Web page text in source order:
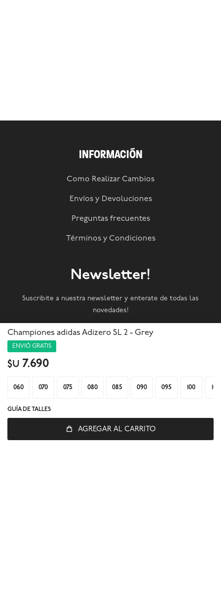
Championes adidas Adizero SL 2 - Grey
ENVIÓ GRATIS
$U 7.690
060 070 075 080 085 090 095 100 105
GUÍA DE TALLES
AGREGAR AL CARRITO
INFORMACIÓN
Como Realizar Cambios
Envíos y Devoluciones
Preguntas frecuentes
Términos y Condiciones
Newsletter!
Suscribite a nuestra newsletter y enterate de todas las
novedades!